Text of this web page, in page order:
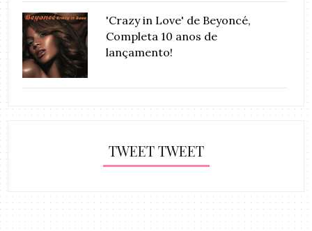
'Crazy in Love' de Beyoncé,
Completa 10 anos de
lançamento!
TWEET TWEET